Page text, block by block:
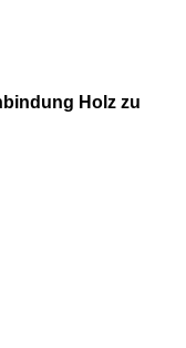
Holz zu